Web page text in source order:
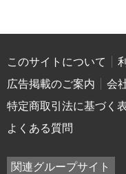
このサイトについて
広告掲載のご案内
会
特定商取引法に基づく
よくある質問
関連グループサイト